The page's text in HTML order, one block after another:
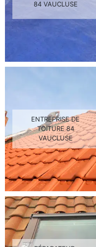
84 VAUCLUSE
ENTREPRISE DE
TOITURE 84
VAUCLUSE